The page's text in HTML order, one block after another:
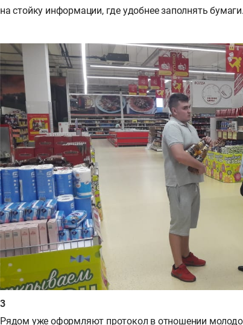
на стойку информации, где удобнее заполнять бумаги.
Рядом уже оформляют протокол в отношении